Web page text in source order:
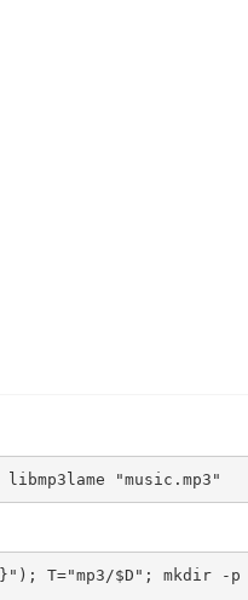
"music.mp3"
T="mp3/$D"; mkdir -p